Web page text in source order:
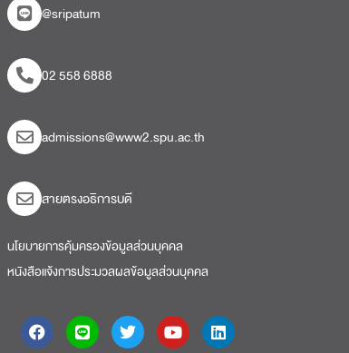
@sripatum
02 558 6888
admissions@www2.spu.ac.th
สายตรงอธิการบดี​
นโยบายการคุ้มครองข้อมูลส่วนบุคคล
หนังสือแจ้งการประมวลผลข้อมูลส่วนบุคคล